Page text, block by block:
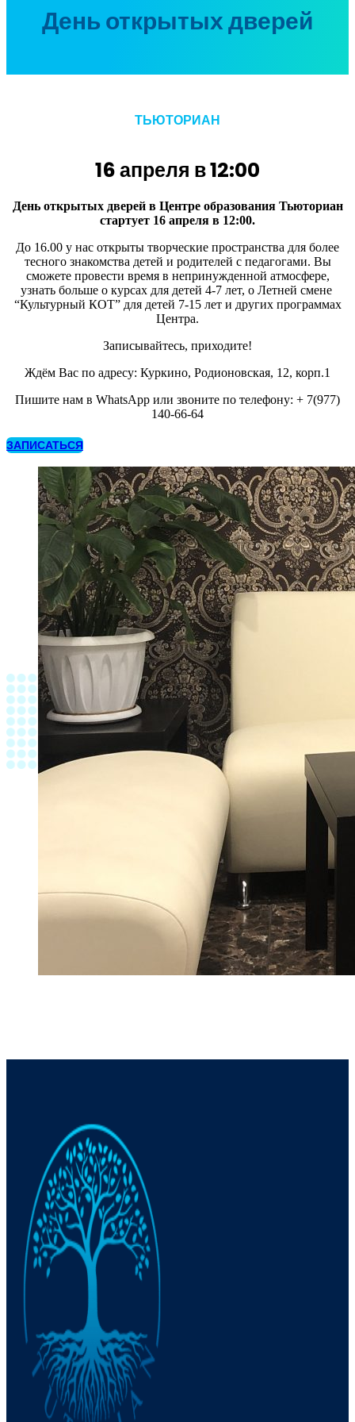
День открытых дверей
ТЬЮТОРИАН
16 апреля в 12:00
День открытых дверей в Центре образования Тьюториан
стартует 16 апреля в 12:00.
До 16.00 у нас открыты творческие пространства для более
тесного знакомства детей и родителей с педагогами. Вы
сможете провести время в непринужденной атмосфере,
узнать больше о курсах для детей 4-7 лет, о Летней смене
“Культурный КОТ” для детей 7-15 лет и других программах
Центра.
Записывайтесь, приходите!
Ждём Вас по адресу: Куркино, Родионовская, 12, корп.1
Пишите нам в WhatsApp или звоните по телефону: + 7(977)
140-66-64
ЗАПИСАТЬСЯ